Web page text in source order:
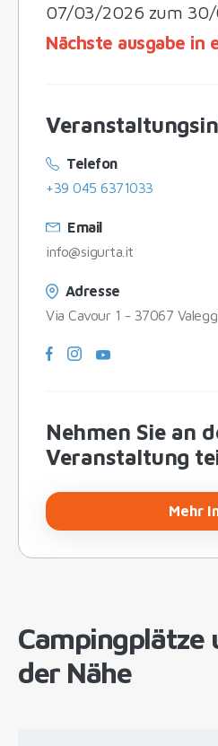
07/03/2026 zum
Nächste ausgabe in
Telefon
+39 045 6371033
Email
info@sigurta.it
Adresse
Via Cavour 1 - 37067
Nehmen Sie an
Veranstaltung
Mehr
Campingplätze
der Nähe